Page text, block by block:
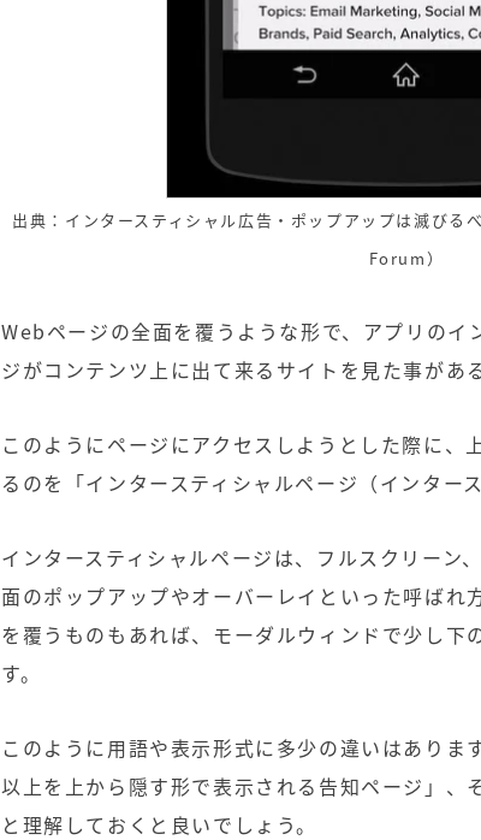
出典：インタースティシャル広告・ポップアップは滅びる
Forum）
Webページの全面を覆うような形で、アプリの
ジがコンテンツ上に出て来るサイトを見た事があ
このようにページにアクセスしようとした際に、
るのを「インタースティシャルページ（インター
インタースティシャルページは、フルスクリーン
面のポップアップやオーバーレイといった呼ばれ
を覆うものもあれば、モーダルウィンドで少し下
す。
このように用語や表示形式に多少の違いはありま
以上を上から隠す形で表示される告知ページ」、
と理解しておくと良いでしょう。